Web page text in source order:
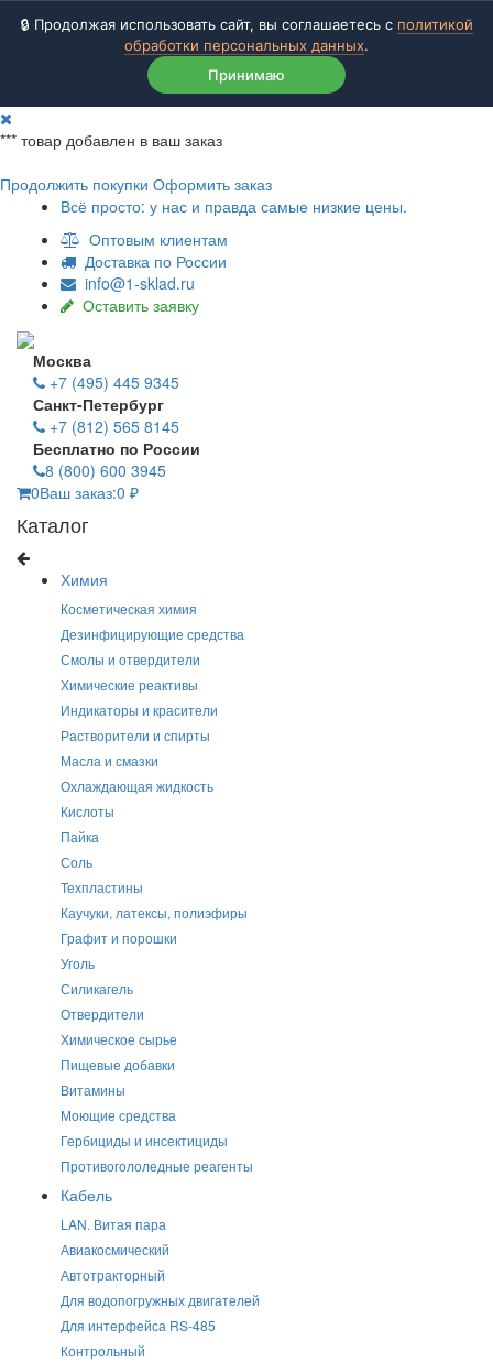
🔒 Продолжая использовать сайт, вы соглашаетесь с политикой
обработки персональных данных.
Принимаю
*** товар добавлен в ваш заказ
Продолжить покупки Оформить заказ
Всё просто: у нас и правда самые низкие цены.
Оптовым клиентам
Доставка по России
info@1-sklad.ru
Оставить заявку
Москва
+7 (495) 445 9345
Санкт-Петербург
+7 (812) 565 8145
Бесплатно по России
8 (800) 600 3945
0Ваш заказ:0 ₽
Каталог
Химия
Косметическая химия
Дезинфицирующие средства
Смолы и отвердители
Химические реактивы
Индикаторы и красители
Растворители и спирты
Масла и смазки
Охлаждающая жидкость
Кислоты
Пайка
Соль
Техпластины
Каучуки, латексы, полиэфиры
Графит и порошки
Уголь
Силикагель
Отвердители
Химическое сырье
Пищевые добавки
Витамины
Моющие средства
Гербициды и инсектициды
Противогололедные реагенты
Кабель
LAN. Витая пара
Авиакосмический
Автотракторный
Для водопогружных двигателей
Для интерфейса RS-485
Контрольный